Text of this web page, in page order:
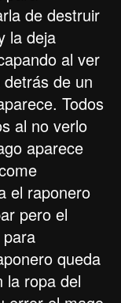
de destruir
la deja
al ver
de un
Todos
al no verlo
aparece
el raponero
pero el
queda
la ropa del